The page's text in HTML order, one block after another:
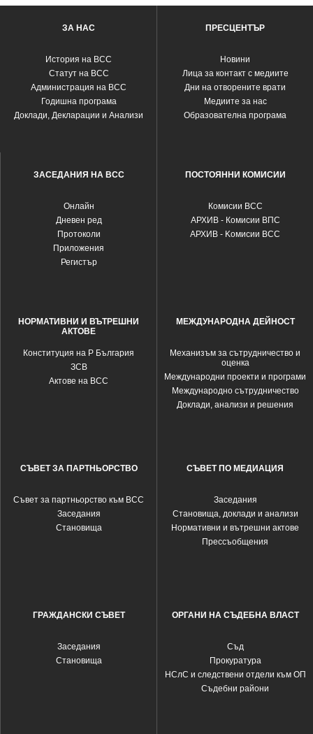
ЗА НАС
История на ВСС
Статут на ВСС
Администрация на ВСС
Годишна програма
Доклади, Декларации и Анализи
ПРЕСЦЕНТЪР
Новини
Лица за контакт с медиите
Дни на отворените врати
Медиите за нас
Образователна програма
ЗАСЕДАНИЯ НА ВСС
Oнлайн
Дневен ред
Протоколи
Приложения
Регистър
ПОСТОЯННИ КОМИСИИ
Комисии ВСС
АРХИВ - Комисии ВПС
АРХИВ - Kомисии ВСС
НОРМАТИВНИ И ВЪТРЕШНИ
АКТОВЕ
Конституция на Р България
ЗСВ
Актове на ВСС
МЕЖДУНАРОДНА ДЕЙНОСТ
Механизъм за сътрудничество и
оценка
Международни проекти и програми
Международно сътрудничество
Доклади, анализи и решения
СЪВЕТ ЗА ПАРТНЬОРСТВО
Съвет за партньорство към ВСС
Заседания
Становища
СЪВЕТ ПО МЕДИАЦИЯ
Заседания
Становища, доклади и анализи
Нормативни и вътрешни актове
Прессъобщения
ГРАЖДАНСКИ СЪВЕТ
Заседания
Становища
ОРГАНИ НА СЪДЕБНА ВЛАСТ
Съд
Прокуратура
НСлС и следствени отдели към ОП
Съдебни райони